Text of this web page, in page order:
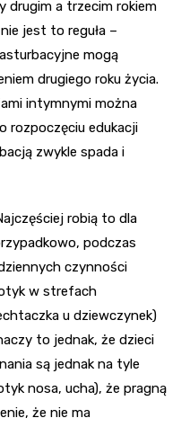
drugim a trzecim rokiem
jest to reguła –
mogą
drugiego roku życia.
intymnymi można
rozpoczęciu edukacji
zwykle spada i
robią to dla
podczas
czynności
w strefach
u dziewczynek)
to jednak, że dzieci
są jednak na tyle
nosa, ucha), że pragną
że nie ma